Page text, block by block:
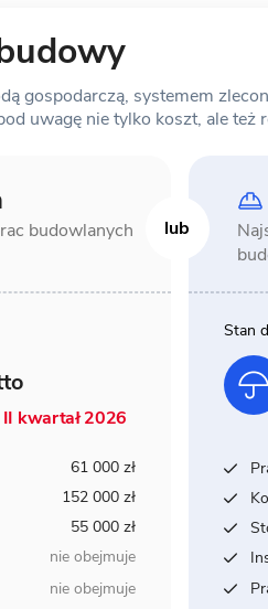
gospodarczą, systemem
uwagę nie tylko koszt, ale też
budowlanych
II kwartał 2026
61 000 zł
152 000 zł
55 000 zł
nie obejmuje
nie obejmuje
Stan